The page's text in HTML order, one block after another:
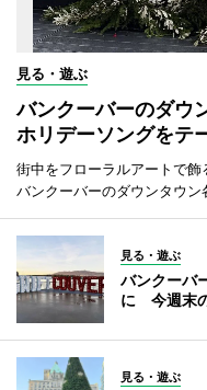
見る・遊ぶ
バンクーバーのダウ
ホリデーソングをテ
街中をフローラルアートで
バンクーバーのダウンタウン
見る・遊ぶ
バンクーバ
に 今週末
見る・遊ぶ